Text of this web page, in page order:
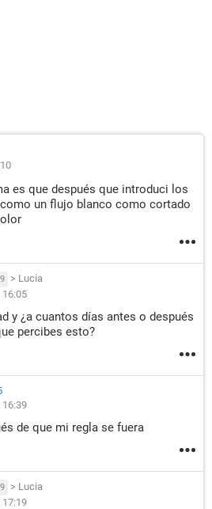
es que después que introduci los
un flujo blanco como cortado
> Lucia
16:05
y ¿a cuantos días antes o después
percibes esto?
16:39
de que mi regla se fuera
> Lucia
17:19